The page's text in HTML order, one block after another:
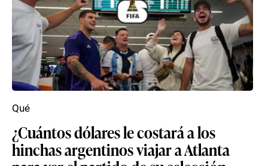
¿Cuántos dólares le costará a los
hinchas argentinos viajar a Atlanta
Qué